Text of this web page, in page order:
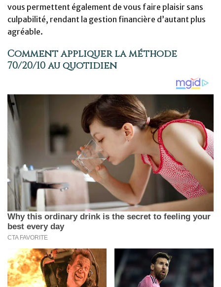
vous permettent également de vous faire plaisir sans
culpabilité, rendant la gestion financière d’autant plus
agréable.
Comment appliquer la méthode
70/20/10 au quotidien